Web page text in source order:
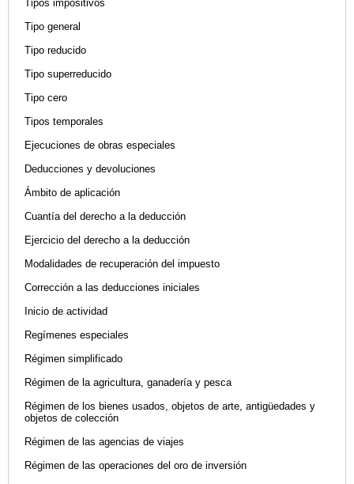
Tipos impositivos
Tipo general
Tipo reducido
Tipo superreducido
Tipo cero
Tipos temporales
Ejecuciones de obras especiales
Deducciones y devoluciones
Ámbito de aplicación
Cuantía del derecho a la deducción
Ejercicio del derecho a la deducción
Modalidades de recuperación del impuesto
Corrección a las deducciones iniciales
Inicio de actividad
Regímenes especiales
Régimen simplificado
Régimen de la agricultura, ganadería y pesca
Régimen de los bienes usados, objetos de arte, antigüedades y
objetos de colección
Régimen de las agencias de viajes
Régimen de las operaciones del oro de inversión